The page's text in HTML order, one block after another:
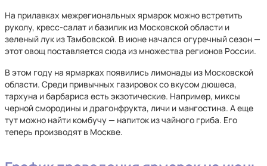
На прилавках межрегиональных ярмарок можно встретить
руколу, кресс-салат и базилик из Московской области и
зеленый лук из Тамбовской. В июне начался огуречный сезон —
этот овощ поставляется сюда из множества регионов России.
В этом году на ярмарках появились лимонады из Московской
области. Среди привычных газировок со вкусом дюшеса,
тархуна и барбариса есть экзотические. Например, миксы
черной смородины и драгонфрукта, личи и мангостина. А еще
тут можно найти комбучу — напиток из чайного гриба. Его
теперь производят в Москве.